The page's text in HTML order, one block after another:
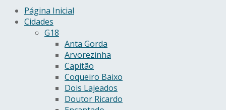
Página Inicial
Cidades
G18
Anta Gorda
Arvorezinha
Capitão
Coqueiro Baixo
Dois Lajeados
Doutor Ricardo